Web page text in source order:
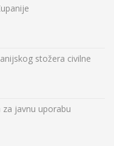
stožera civilne
javnu uporabu